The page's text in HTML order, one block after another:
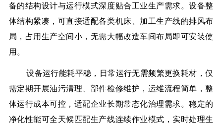
备的结构设计与运行模式深度贴合工业生产需求。设备整
体结构紧凑，可直接适配各类机床、加工生产线的排风布
局，占用生产空间小，无需大幅改造车间布局即可安装使
用。
设备运行能耗平稳，日常运行无需频繁更换耗材，仅
需定期开展油污清理、部件检修维护，运维流程简单，整
体运行成本可控，适配企业长期常态化治理需求。稳定的
净化性能可全天候匹配生产线连续作业模式，实时处理生